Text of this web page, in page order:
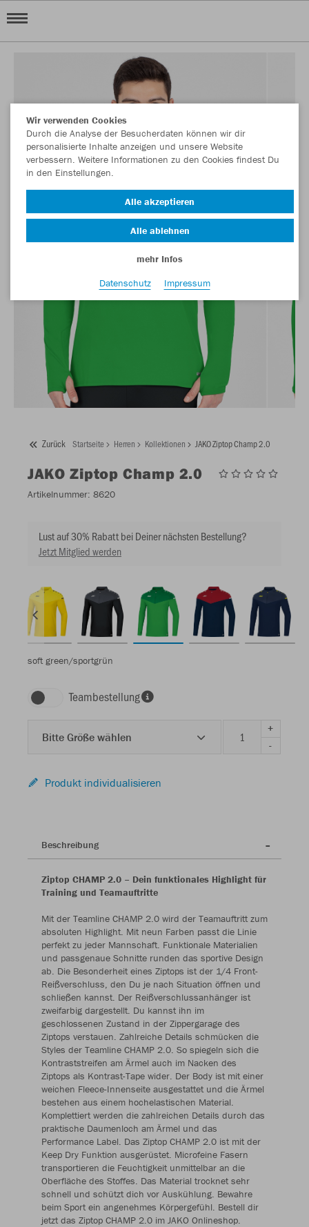
Zurück Startseite Herren Kollektionen JAKO Ziptop Champ 2.0
JAKO Ziptop Champ 2.0
Artikelnummer: 8620
Lust auf 30% Rabatt bei Deiner nächsten Bestellung?
Jetzt Mitglied werden
soft green/sportgrün
Teambestellung
Bitte Größe wählen
+
-
Produkt individualisieren
Beschreibung
Ziptop CHAMP 2.0 – Dein funktionales Highlight für
Training und Teamauftritte
Mit der Teamline CHAMP 2.0 wird der Teamauftritt zum
absoluten Highlight. Mit neun Farben passt die Linie
perfekt zu jeder Mannschaft. Funktionale Materialien
und passgenaue Schnitte runden das sportive Design
ab. Die Besonderheit eines Ziptops ist der 1/4 Front-
Reißverschluss, den Du je nach Situation öffnen und
schließen kannst. Der Reißverschlussanhänger ist
zweifarbig dargestellt. Du kannst ihn im
geschlossenen Zustand in der Zippergarage des
Ziptops verstauen. Zahlreiche Details schmücken die
Styles der Teamline CHAMP 2.0. So spiegeln sich die
Kontraststreifen am Ärmel auch im Nacken des
Ziptops als Kontrast-Tape wider. Der Body ist mit einer
weichen Fleece-Innenseite ausgestattet und die Ärmel
bestehen aus einem hochelastischen Material.
Komplettiert werden die zahlreichen Details durch das
praktische Daumenloch am Ärmel und das
Performance Label. Das Ziptop CHAMP 2.0 ist mit der
Keep Dry Funktion ausgerüstet. Microfeine Fasern
transportieren die Feuchtigkeit unmittelbar an die
Oberfläche des Stoffes. Das Material trocknet sehr
schnell und schützt dich vor Auskühlung. Bewahre
beim Sport ein angenehmes Körpergefühl. Bestell dir
jetzt das Ziptop CHAMP 2.0 im JAKO Onlineshop.
Wir verwenden Cookies
Durch die Analyse der Besucherdaten können wir dir
personalisierte Inhalte anzeigen und unsere Website
verbessern. Weitere Informationen zu den Cookies findest Du
in den Einstellungen.
Alle akzeptieren
Alle ablehnen
mehr Infos
Datenschutz
Impressum